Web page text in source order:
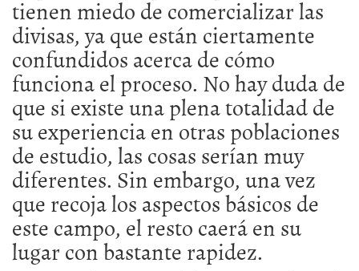
tienen miedo de comercializar las
divisas, ya que están ciertamente
confundidos acerca de cómo
funciona el proceso. No hay duda de
que si existe una plena totalidad de
su experiencia en otras poblaciones
de estudio, las cosas serían muy
diferentes. Sin embargo, una vez
que recoja los aspectos básicos de
este campo, el resto caerá en su
lugar con bastante rapidez.